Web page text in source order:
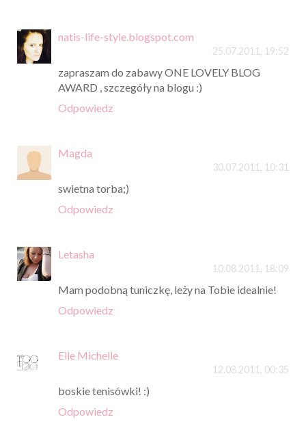
natis-life-style.blogspot.com
25.07.2011, 19:52
zapraszam do zabawy ONE LOVELY BLOG
AWARD , szczegóły na blogu :)
Odpowiedz
Magda
30.07.2011, 10:31
swietna torba;)
Odpowiedz
Letasha
10.08.2011, 18:09
Mam podobną tuniczkę, leży na Tobie idealnie!
Odpowiedz
Elle Michelle
12.08.2011, 00:35
boskie tenisówki! :)
Odpowiedz